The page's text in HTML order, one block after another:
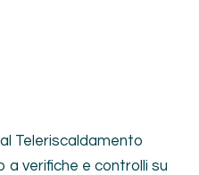
Teleriscaldamento
a verifiche e controlli su